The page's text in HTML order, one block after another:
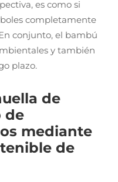
es como si
completamente
conjunto, el bambú
y también
plazo.
de
de
mediante
de